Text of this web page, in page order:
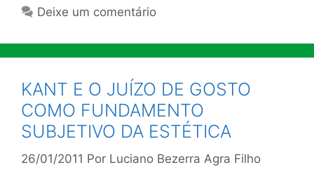
Deixe um comentário
KANT E O JUÍZO DE GOSTO
COMO FUNDAMENTO
SUBJETIVO DA ESTÉTICA
26/01/2011 Por Luciano Bezerra Agra Filho